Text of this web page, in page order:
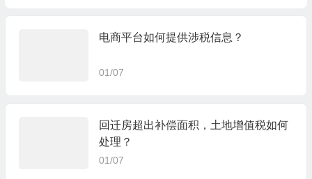
电商平台如何提供涉税信息？
01/07
回迁房超出补偿面积，土地增值税如何
处理？
01/07